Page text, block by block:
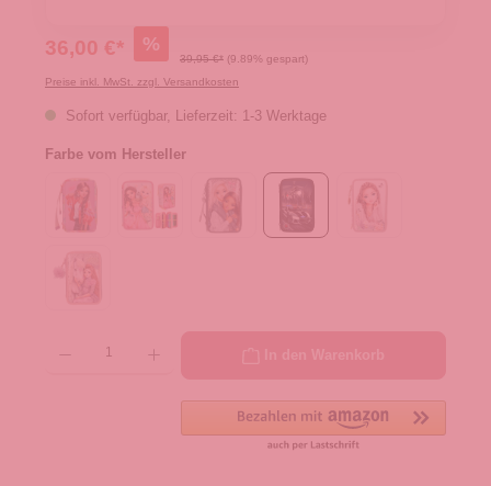
36,00 €* %
39,95 €* (9.89% gespart)
Preise inkl. MwSt. zzgl. Versandkosten
Sofort verfügbar, Lieferzeit: 1-3 Werktage
Farbe vom Hersteller